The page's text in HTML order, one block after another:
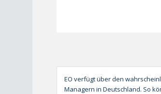
EO verfügt über den
Managern in Deutschland. So